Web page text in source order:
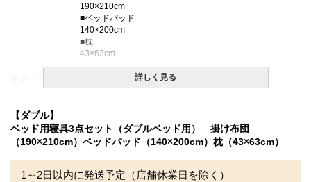
190×210cm
■ベッドパッド
140×200cm
■枕
43×63cm
■掛け布団
（40番手、平織り、打ち込み230本)
詰め物：中国産グレーダックダウン 85％、フェザー15%
かさ高：8～9cm前後
※側生地ダウンプルーフ加工
詳しく見る
【ダブル】
ベッド用寝具3点セット（ダブルベッド用） 掛け布団
（190×210cm）ベッドパッド（140×200cm）枕（43×63cm）
1～2日以内に発送予定（店舗休業日を除く）